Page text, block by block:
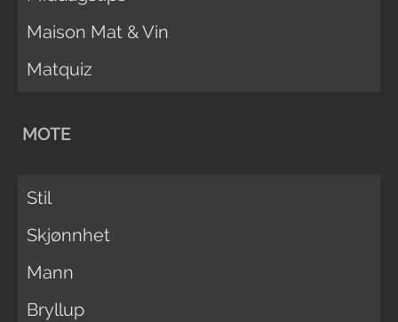
Maison Mat & Vin
Matquiz
MOTE
Stil
Skjønnhet
Mann
Bryllup